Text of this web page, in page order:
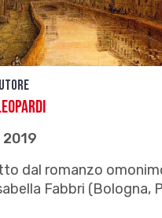
2019
dal romanzo
Fabbri (Bologna,